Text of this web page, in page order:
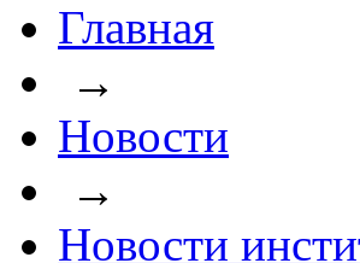
Главная
→
Новости
→
Новости